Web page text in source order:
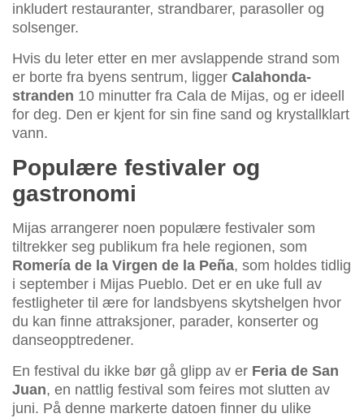
inkludert restauranter, strandbarer, parasoller og
solsenger.
Hvis du leter etter en mer avslappende strand som
er borte fra byens sentrum, ligger Calahonda-
stranden 10 minutter fra Cala de Mijas, og er ideell
for deg. Den er kjent for sin fine sand og krystallklart
vann.
Populære festivaler og
gastronomi
Mijas arrangerer noen populære festivaler som
tiltrekker seg publikum fra hele regionen, som
Romería de la Virgen de la Peña, som holdes tidlig
i september i Mijas Pueblo. Det er en uke full av
festligheter til ære for landsbyens skytshelgen hvor
du kan finne attraksjoner, parader, konserter og
danseopptredener.
En festival du ikke bør gå glipp av er Feria de San
Juan, en nattlig festival som feires mot slutten av
juni. På denne markerte datoen finner du ulike